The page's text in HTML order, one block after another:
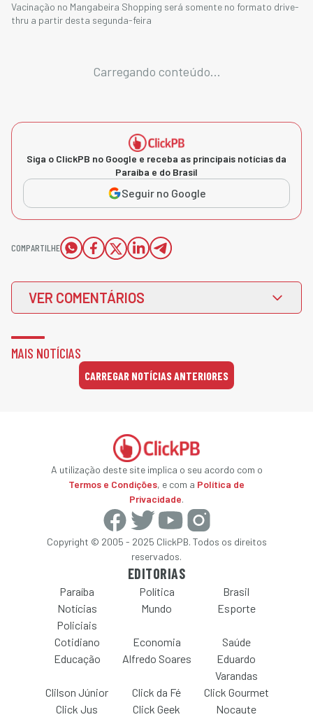
Vacinação no Mangabeira Shopping será somente no formato drive-
thru a partir desta segunda-feira
Carregando conteúdo...
Siga o ClickPB no Google e receba as principais notícias da
Paraíba e do Brasil
Seguir no Google
COMPARTILHE
VER COMENTÁRIOS
MAIS NOTÍCIAS
CARREGAR NOTÍCIAS ANTERIORES
A utilização deste site implica o seu acordo com o
Termos e Condições, e com a Política de
Privacidade.
Copyright © 2005 - 2025 ClickPB. Todos os direitos
reservados.
EDITORIAS
Paraíba Política
Brasil
Notícias
Policiais
Mundo Esporte
Cotidiano Economia
Saúde
Educação
Alfredo Soares
Eduardo
Varandas
Clilson Júnior
Click da Fé
Click Gourmet
Click Jus
Click Geek Nocaute